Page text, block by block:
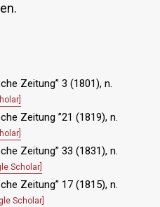
Zeitung” 3 (1801), n.
Zeitung ”21 (1819), n.
Zeitung” 33 (1831), n.
Scholar]
Zeitung” 17 (1815), n.
Scholar]